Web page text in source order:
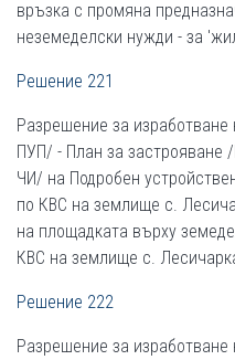
връзка с промяна
неземеделски нужди - за
Решение 221
Разрешение за
ПУП/ - План за застрояване
ЧИ/ на Подробен
по КВС на землище с.
на площадката върху
КВС на землище с.
Решение 222
Разрешение за